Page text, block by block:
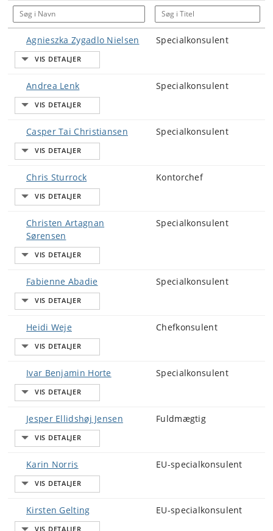
Søg i Navn Søg i Titel
Agnieszka Zygadlo Nielsen Specialkonsulent
Andrea Lenk Specialkonsulent
Casper Tai Christiansen Specialkonsulent
Chris Sturrock Kontorchef
Christen Artagnan
Sørensen
Specialkonsulent
Fabienne Abadie Specialkonsulent
Heidi Weje Chefkonsulent
Ivar Benjamin Horte Specialkonsulent
Jesper Ellidshøj Jensen Fuldmægtig
Karin Norris EU-specialkonsulent
Kirsten Gelting EU-specialkonsulent